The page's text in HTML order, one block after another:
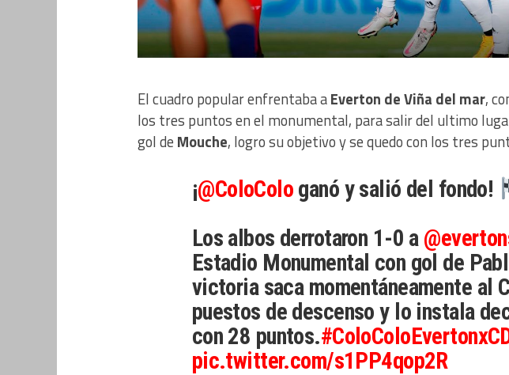
El cuadro popular enfrentaba aEverton de Viña del mar,
los tres puntos en el monumental, para salir del ultimo
gol de Mouche, logro su objetivo y se quedo con los tres
¡@ColoColo ganó y salió del fondo!
Los albos derrotaron 1-0 a
Estadio Monumental con gol de
victoria saca momentáneamente al
puestos de descenso y lo instala
con 28 puntos.
pic.twitter.com/s1PP4qop2R